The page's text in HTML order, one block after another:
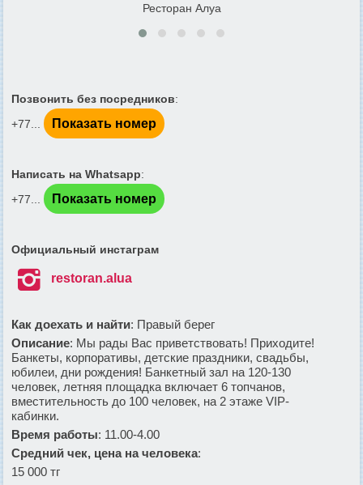
Ресторан Алуа
Позвонить без посредников:
+77...
Показать номер
Написать на Whatsapp:
+77...
Показать номер
Официальный инстаграм
 restoran.alua
Как доехать и найти: Правый берег
Описание: Мы рады Вас приветствовать! Приходите!
Банкеты, корпоративы, детские праздники, свадьбы,
юбилеи, дни рождения! Банкетный зал на 120-130
человек, летняя площадка включает 6 топчанов,
вместительность до 100 человек, на 2 этаже VIP-
кабинки.
Время работы: 11.00-4.00
Средний чек, цена на человека:
15 000 тг